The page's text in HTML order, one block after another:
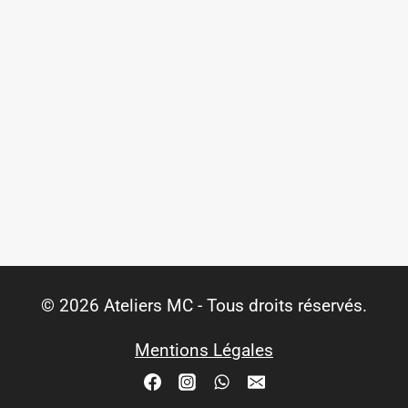
© 2026 Ateliers MC - Tous droits réservés.
Mentions Légales